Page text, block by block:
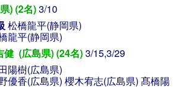
) (2名)3/10
松橋龍平(静岡県)
龍平(静岡県)
健 (広島県) (24名)3/15,3/29
陽樹(広島県)
優香(広島県) 櫻木宥志(広島県) 髙橋陽